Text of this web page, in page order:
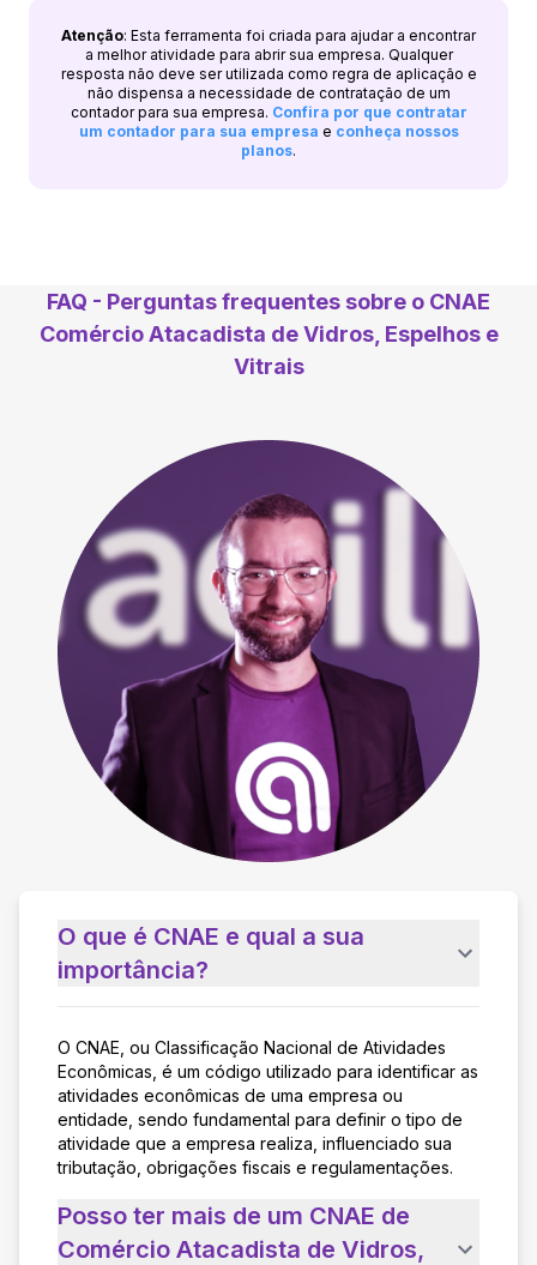
Atenção: Esta ferramenta foi criada para ajudar a encontrar
a melhor atividade para abrir sua empresa. Qualquer
resposta não deve ser utilizada como regra de aplicação e
não dispensa a necessidade de contratação de um
contador para sua empresa. Confira por que contratar
um contador para sua empresa e conheça nossos
planos.
FAQ - Perguntas frequentes sobre o CNAE
Comércio Atacadista de Vidros, Espelhos e
Vitrais
O que é CNAE e qual a sua
importância?
O CNAE, ou Classificação Nacional de Atividades
Econômicas, é um código utilizado para identificar as
atividades econômicas de uma empresa ou
entidade, sendo fundamental para definir o tipo de
atividade que a empresa realiza, influenciado sua
tributação, obrigações fiscais e regulamentações.
Posso ter mais de um CNAE de
Comércio Atacadista de Vidros,